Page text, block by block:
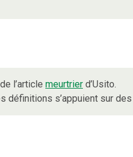
l’article meurtrier d’Usito.
définitions s’appuient sur